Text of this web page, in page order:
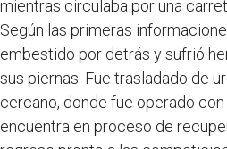
mientras circulaba por una
Según las primeras
embestido por detrás y sufrió
sus piernas. Fue trasladado de
cercano, donde fue operado
encuentra en proceso de